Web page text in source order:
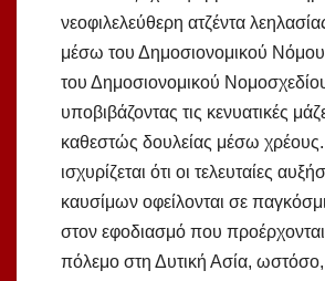
νεοφιλελεύθερη ατζέντα
μέσω του Δημοσιονομικού Νόμου
του Δημοσιονομικού
υποβιβάζοντας τις κενυατικές
καθεστώς δουλείας μέσω
ισχυρίζεται ότι οι τελευταίες
καυσίμων οφείλονται σε
στον εφοδιασμό που
πόλεμο στη Δυτική Ασία,